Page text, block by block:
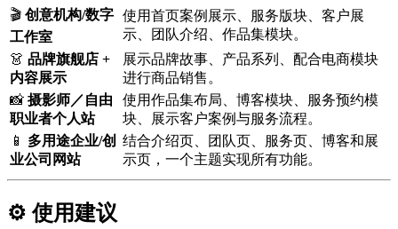
🎬 创意机构/数字
工作室
使用首页案例展示、服务版块、客户展
示、团队介绍、作品集模块。
👗 品牌旗舰店 +
内容展示
展示品牌故事、产品系列、配合电商模块
进行商品销售。
📸 摄影师／自由
职业者个人站
使用作品集布局、博客模块、服务预约模
块、展示客户案例与服务流程。
📱 多用途企业/创
业公司网站
结合介绍页、团队页、服务页、博客和展
示页，一个主题实现所有功能。
⚙️ 使用建议